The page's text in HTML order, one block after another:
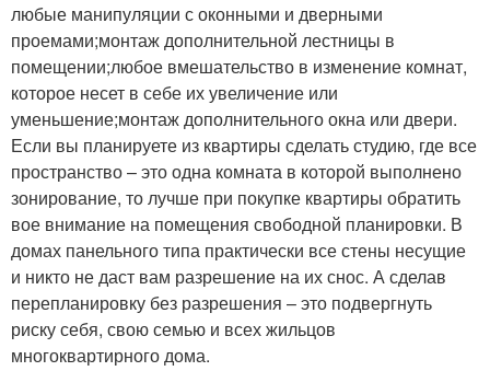
любые манипуляции с оконными и дверными
проемами;монтаж дополнительной лестницы в
помещении;любое вмешательство в изменение комнат,
которое несет в себе их увеличение или
уменьшение;монтаж дополнительного окна или двери.
Если вы планируете из квартиры сделать студию, где все
пространство – это одна комната в которой выполнено
зонирование, то лучше при покупке квартиры обратить
вое внимание на помещения свободной планировки. В
домах панельного типа практически все стены несущие
и никто не даст вам разрешение на их снос. А сделав
перепланировку без разрешения – это подвергнуть
риску себя, свою семью и всех жильцов
многоквартирного дома.